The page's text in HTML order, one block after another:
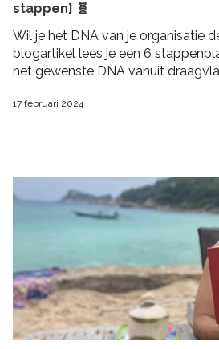
stappen] 🧬
Wil je het DNA van je organisatie
blogartikel lees je een 6
het gewenste DNA vanuit
17 februari 2024